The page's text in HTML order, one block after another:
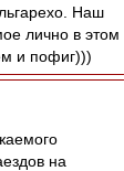
Наш
лично в этом
и пофиг)))
на